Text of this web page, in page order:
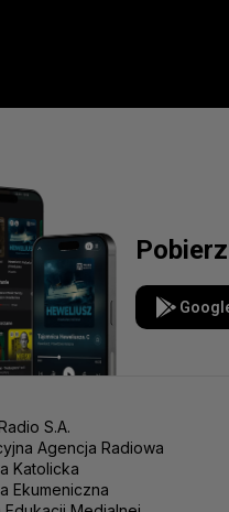
S.A.
Agencja Radiowa
Katolicka
Ekumeniczna